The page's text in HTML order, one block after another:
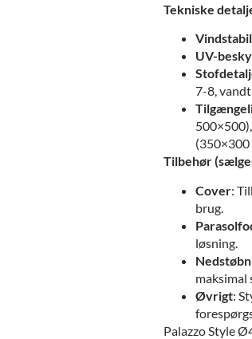
Tekniske
UV-
7-8,
Tilbehør
Cover:
brug.
løsning.
maksimal
Øvrigt:
Palazzo Style